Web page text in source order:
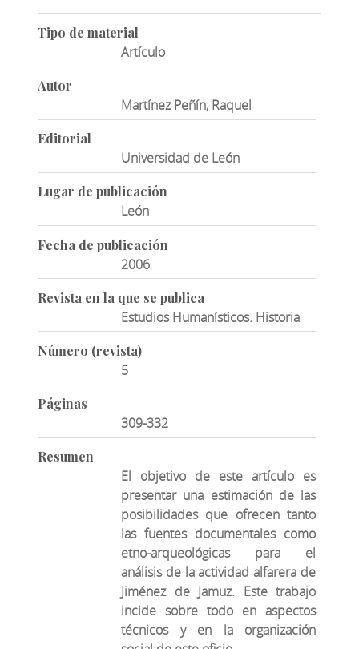
Tipo de material
Artículo
Autor
Martínez Peñín, Raquel
Editorial
Universidad de León
Lugar de publicación
León
Fecha de publicación
2006
Revista en la que se publica
Estudios Humanísticos. Historia
Número (revista)
5
Páginas
309-332
Resumen
El objetivo de este artículo es
presentar una estimación de las
posibilidades que ofrecen tanto
las fuentes documentales como
etno-arqueológicas para el
análisis de la actividad alfarera de
Jiménez de Jamuz. Este trabajo
incide sobre todo en aspectos
técnicos y en la organización